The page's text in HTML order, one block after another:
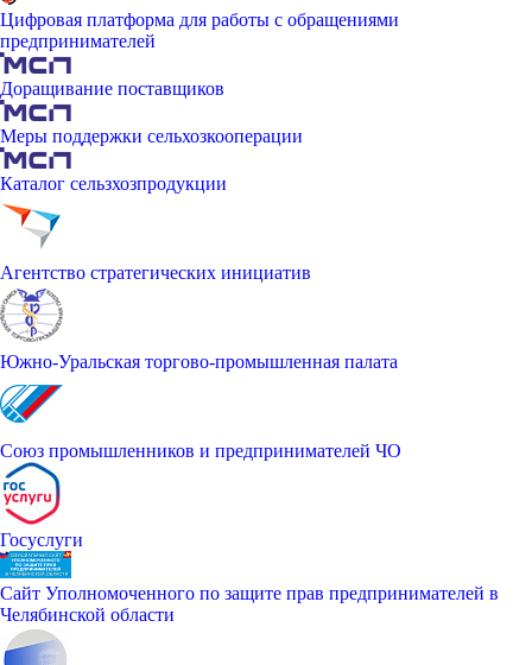
Цифровая платформа для работы с обращениями
предпринимателей
Доращивание поставщиков
Меры поддержки сельхозкооперации
Каталог сельзхозпродукции
Агентство стратегических инициатив
Южно-Уральская торгово-промышленная палата
Союз промышленников и предпринимателей ЧО
Госуслуги
Сайт Уполномоченного по защите прав предпринимателей в
Челябинской области